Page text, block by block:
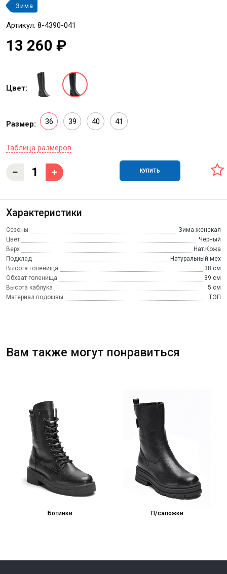
Зима
Артикул: 8-4390-041
13 260 ₽
Цвет:
Размер: 36 39 40 41
Таблица размеров
КУПИТЬ
Характеристики
Сезоны
Зима женская
Цвет
Черный
Верх
Нат.Кожа
Подклад
Натуральный мех
Высота голенища
38 см
Обхват голенища
39 см
Высота каблука
5 см
Материал подошвы
ТЭП
Вам также могут понравиться
Ботинки П/сапожки